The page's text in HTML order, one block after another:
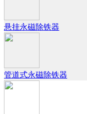
悬挂永磁除铁器
管道式永磁除铁器